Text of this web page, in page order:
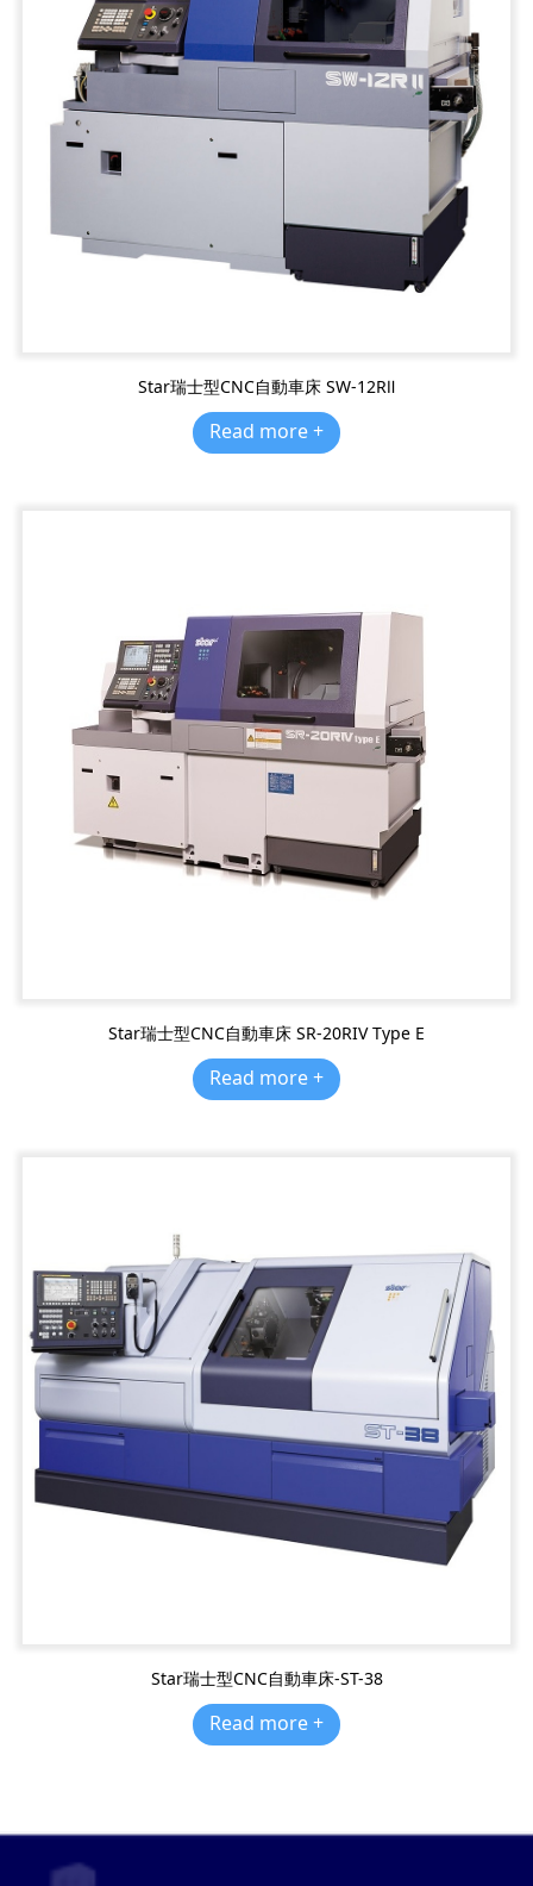
Star瑞士型CNC自動車床 SW-12RⅡ
Read more +
Star瑞士型CNC自動車床 SR-20RIV Type E
Read more +
Star瑞士型CNC自動車床-ST-38
Read more +